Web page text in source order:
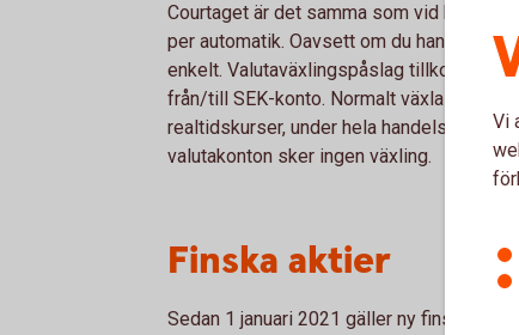
Courtaget är det samma som vid handel
per automatik. Oavsett om du handlar
enkelt. Valutaväxlingspåslag tillkommer
från/till SEK-konto. Normalt växlas
realtidskurser, under hela handelsdagen
valutakonton sker ingen växling.
Finska aktier
Sedan 1 januari 2021 gäller ny finsk
Vi